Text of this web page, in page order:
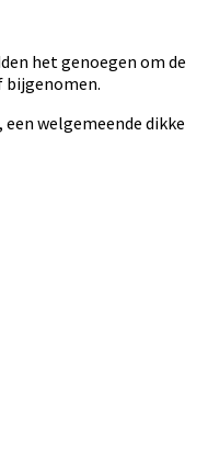
het genoegen om de
bijgenomen.
welgemeende dikke